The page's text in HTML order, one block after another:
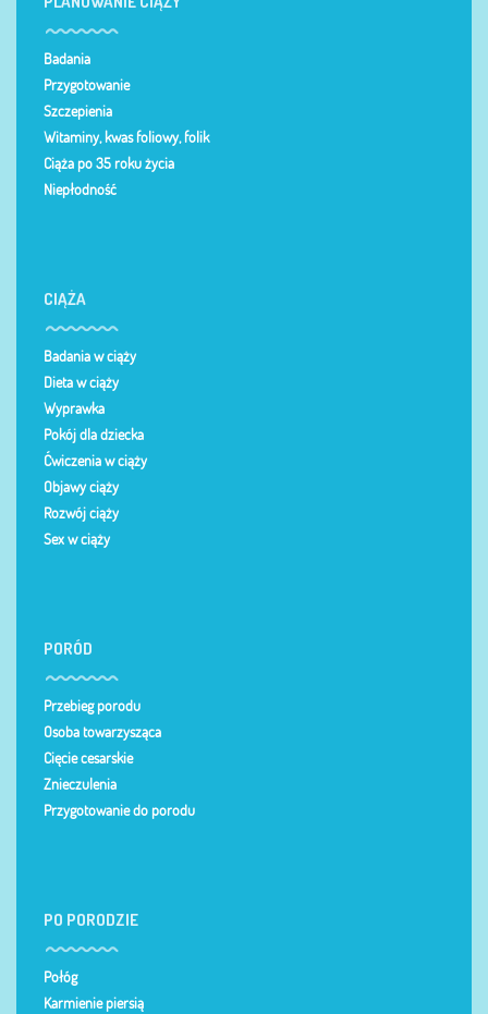
Badania
Przygotowanie
Szczepienia
Witaminy, kwas foliowy, folik
Ciąża po 35 roku życia
Niepłodność
CIĄŻA
Badania w ciąży
Dieta w ciąży
Wyprawka
Pokój dla dziecka
Ćwiczenia w ciąży
Objawy ciąży
Rozwój ciąży
Sex w ciąży
PORÓD
Przebieg porodu
Osoba towarzysząca
Cięcie cesarskie
Znieczulenia
Przygotowanie do porodu
PO PORODZIE
Połóg
Karmienie piersią